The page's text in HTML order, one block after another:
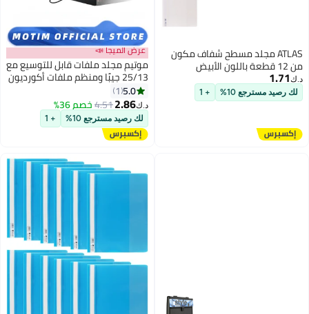
ATLAS مجلد مسطح شفاف مكون
من 12 قطعة باللون الأبيض
د.ك‏1.71
لك رصيد مسترجع 10% + 1
عرض الميجا 📣
موتيم مجلد ملفات قابل للتوسيع مع
25/13 جيبًا ومنظم ملفات أكورديون
A4 متعدد الألوان ومنظم ملفات
كبير السعة ومجلد قابل للتوسيع مع
غطاء قابل للتوسيع ومنظم
مستندات وصندوق ملفات (13 جيبًا)
5.0
1
د.ك‏2.86
4.51خصم 36%
لك رصيد مسترجع 10% + 1